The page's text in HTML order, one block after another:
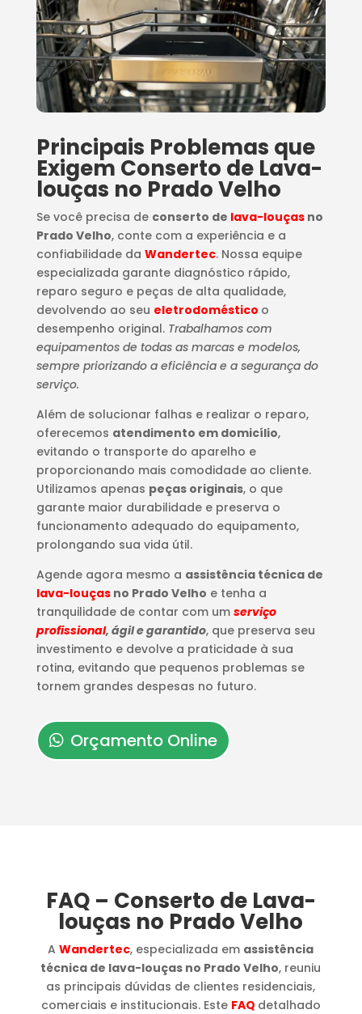
Principais Problemas que
Exigem Conserto de Lava-
louças no Prado Velho
Se você precisa de conserto de lava-louçasno
Prado Velho, conte com a experiência e a
confiabilidade da Wandertec. Nossa equipe
especializada garante diagnóstico rápido,
reparo seguro e peças de alta qualidade,
devolvendo ao seu eletrodoméstico o
desempenho original. Trabalhamos com
equipamentos de todas as marcas e modelos,
sempre priorizando a eficiência e a segurança do
serviço.
Além de solucionar falhas e realizar o reparo,
oferecemos atendimento em domicílio,
evitando o transporte do aparelho e
proporcionando mais comodidade ao cliente.
Utilizamos apenas peças originais, o que
garante maior durabilidade e preserva o
funcionamento adequado do equipamento,
prolongando sua vida útil.
Agende agora mesmo a assistência técnica de
lava-louçasno Prado Velho e tenha a
tranquilidade de contar com um serviço
profissional, ágil e garantido, que preserva seu
investimento e devolve a praticidade à sua
rotina, evitando que pequenos problemas se
tornem grandes despesas no futuro.
Orçamento Online
FAQ – Conserto de Lava-
louças no Prado Velho
AWandertec, especializada em assistência
técnica de lava-louças no Prado Velho, reuniu
as principais dúvidas de clientes residenciais,
comerciais e institucionais. Este FAQ detalhado